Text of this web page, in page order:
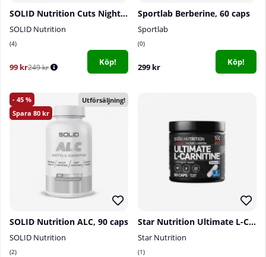
SOLID Nutrition Cuts Night, 60 caps
SOLID Nutrition
4
99 kr249 kr
Köp!
Sportlab Berberine, 60 caps
Sportlab
0
299 kr Köp!
45
80
Utförsäljning!
SOLID Nutrition ALC, 90 caps
SOLID Nutrition
2
Star Nutrition Ultimate L-Carnitine, 90 caps
Star Nutrition
1